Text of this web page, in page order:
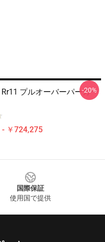
プルオーバーパーカー
- ￥724,275
-20%
国際保証
使用国で提供